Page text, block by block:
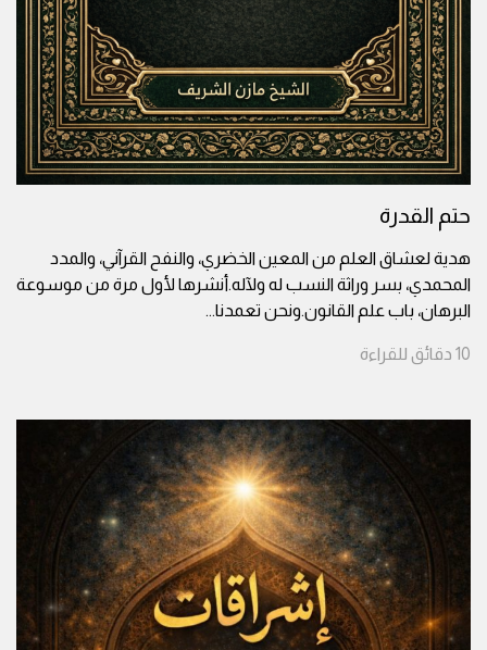
حتم القدرة
هدية لعشاق العلم من المعين الخضري، والنفح القرآني، والمدد
المحمدي، بسر وراثة النسب له ولآله.أنشرها لأول مرة من موسوعة
البرهان، باب علم القانون.ونحن تعمدنا...
10 دقائق للقراءة